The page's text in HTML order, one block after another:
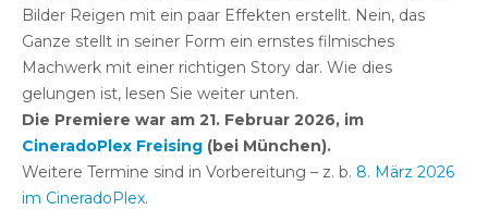
Bilder Reigen mit ein paar Effekten erstellt. Nein, das
Ganze stellt in seiner Form ein ernstes filmisches
Machwerk mit einer richtigen Story dar. Wie dies
gelungen ist, lesen Sie weiter unten.
Die Premiere war am 21. Februar 2026, im
CineradoPlex Freising (bei München).
Weitere Termine sind in Vorbereitung – z. b. 8. März 2026
im CineradoPlex.